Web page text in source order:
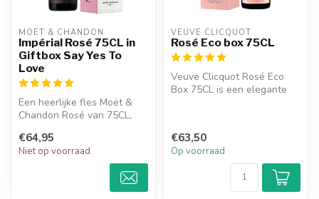
MOËT & CHANDON
Impérial Rosé 75CL in
Giftbox Say Yes To
Love
Een heerlijke fles Moët &
Chandon Rosé van 75CL,
me...
€64,95
Niet op voorraad
VEUVE CLICQUOT
Rosé Eco box 75CL
Veuve Clicquot Rosé Eco
Box 75CL is een elegante
€63,50
Op voorraad